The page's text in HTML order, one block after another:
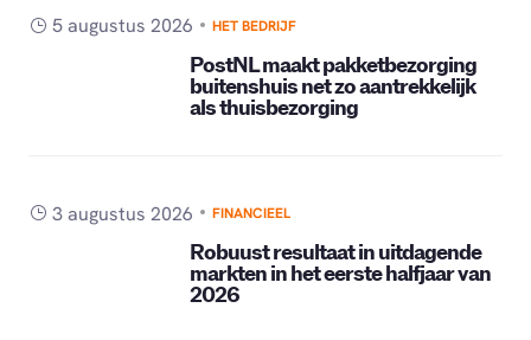
5 augustus 2026 HET BEDRIJF
PostNL maakt pakketbezorging
buitenshuis net zo aantrekkelijk
als thuisbezorging
3 augustus 2026 FINANCIEEL
Robuust resultaat in uitdagende
markten in het eerste halfjaar van
2026